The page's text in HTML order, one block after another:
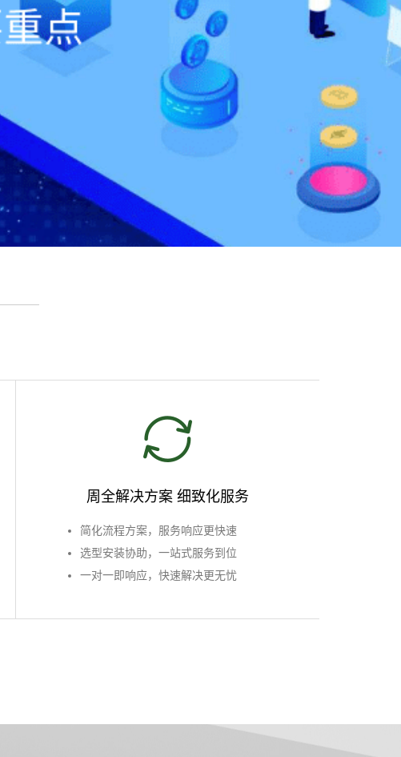
周全解决方案 细致化服务
简化流程方案，服务响应更快速
选型安装协助，一站式服务到位
一对一即响应，快速解决更无忧